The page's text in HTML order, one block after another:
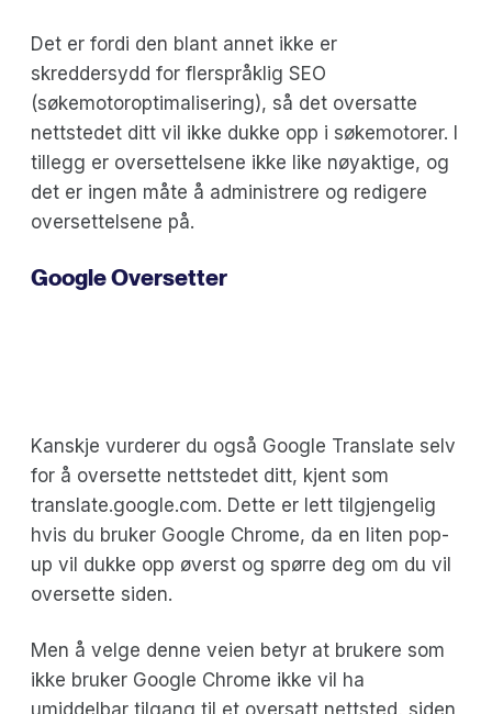
Det er fordi den blant annet ikke er
skreddersydd for flerspråklig SEO
(søkemotoroptimalisering), så det oversatte
nettstedet ditt vil ikke dukke opp i søkemotorer. I
tillegg er oversettelsene ikke like nøyaktige, og
det er ingen måte å administrere og redigere
oversettelsene på.
Google Oversetter
Kanskje vurderer du også Google Translate selv
for å oversette nettstedet ditt, kjent som
translate.google.com. Dette er lett tilgjengelig
hvis du bruker Google Chrome, da en liten pop-
up vil dukke opp øverst og spørre deg om du vil
oversette siden.
Men å velge denne veien betyr at brukere som
ikke bruker Google Chrome ikke vil ha
umiddelbar tilgang til et oversatt nettsted, siden